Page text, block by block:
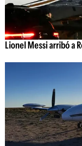
Lionel Messi arribó a